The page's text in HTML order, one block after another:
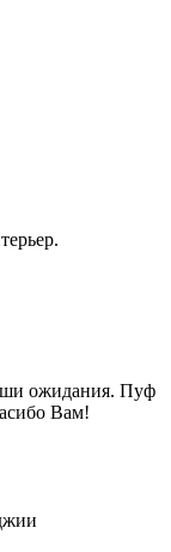
ожидания. Пуф
Вам!